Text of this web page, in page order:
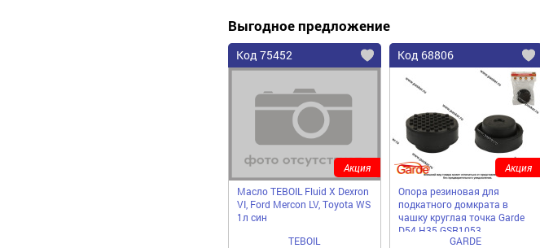
Выгодное предложение
Код 75452
Масло TEBOIL Fluid X Dexron
VI, Ford Mercon LV, Toyota WS
1л син
TEBOIL
Акция
Код 68806
Опора резиновая для
подкатного домкрата в
чашку круглая точка Garde
D54 H35 GSR1053
GARDE
Акция